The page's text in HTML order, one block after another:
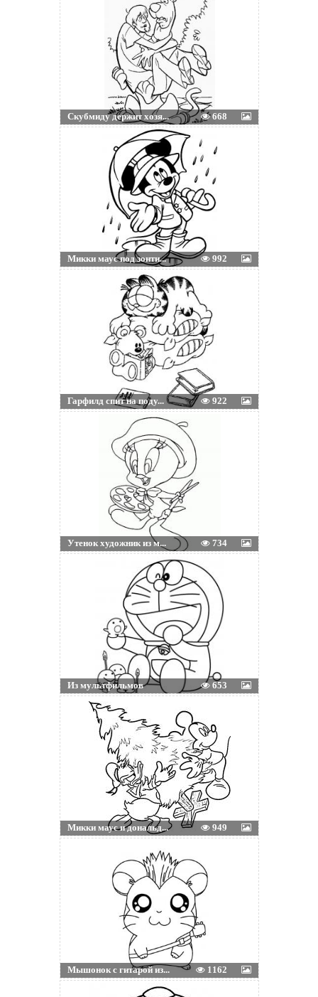
Скубмиду держит хозя... 668
Микки маус под зонти... 992
Гарфилд спит на поду... 922
Утенок художник из м... 734
Из мультфильмов 653
Микки маус и дональд... 949
Мышонок с гитарой из... 1162